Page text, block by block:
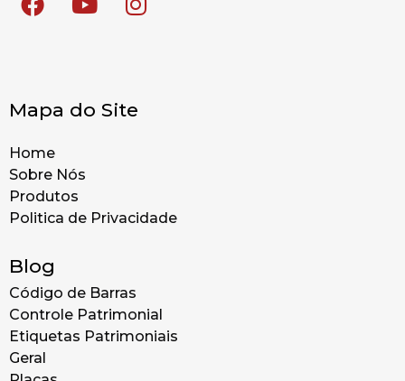
Mapa do Site
Home
Sobre Nós
Produtos
Politica de Privacidade
Blog
Código de Barras
Controle Patrimonial
Etiquetas Patrimoniais
Geral